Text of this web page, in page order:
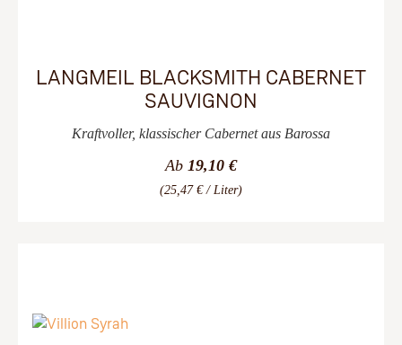
LANGMEIL BLACKSMITH CABERNET
SAUVIGNON
Kraftvoller, klassischer Cabernet aus Barossa
Ab 19,10 €
(25,47 € / Liter)